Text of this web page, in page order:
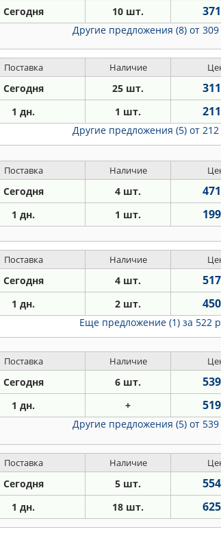
Сегодня 10 шт.
Другие предложения (8) от
Поставка Наличие
Сегодня 25 шт.
1 дн. 1 шт.
Другие предложения (5) от
Поставка Наличие
Сегодня 4 шт.
1 дн. 1 шт.
Поставка Наличие
Сегодня 4 шт.
1 дн. 2 шт.
Еще предложение (1) за 522
Поставка Наличие
Сегодня 6 шт.
1 дн. +
Другие предложения (5) от
Поставка Наличие
Сегодня 5 шт.
1 дн. 18 шт.